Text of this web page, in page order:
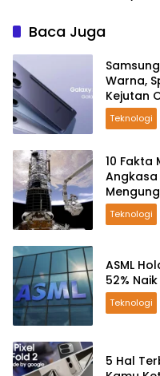
Baca Juga
Warna,
Kejutan
Teknologi
10 Fakta
Angkasa
Teknologi
ASML
52%
Teknologi
5 Hal